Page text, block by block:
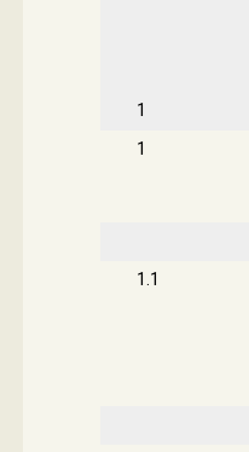
1
1
1.1